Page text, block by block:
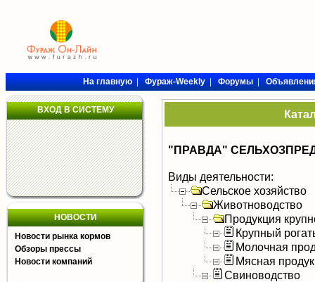
На главную|Фураж-Weekly|Форумы|
ВХОД В СИСТЕМУ
НОВОСТИ
Новости рынка кормов
Обзоры прессы
Новости компаний
"ПРАВДА"
Виды деятельности:
Сельское хозяйство
Животноводство
Продукция
Крупный
Молочная
Мясная
Свиноводство